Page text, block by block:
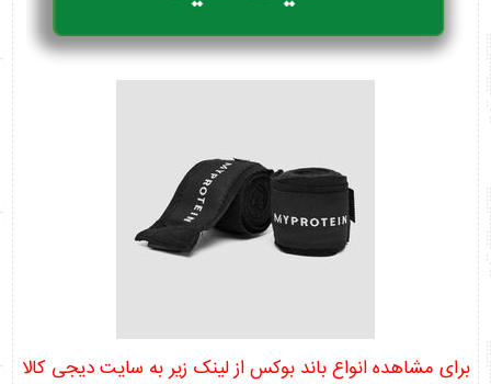
برای مشاهده انواع باند بوکس از لینک زیر به سایت دیجی کالا